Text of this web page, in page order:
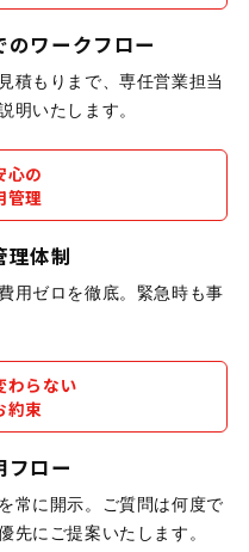
のワークフロー
積もりまで、専任営業担当
明いたします。
心の
管理
理体制
用ゼロを徹底。緊急時も事
わらない
約束
フロー
常に開示。ご質問は何度で
先にご提案いたします。